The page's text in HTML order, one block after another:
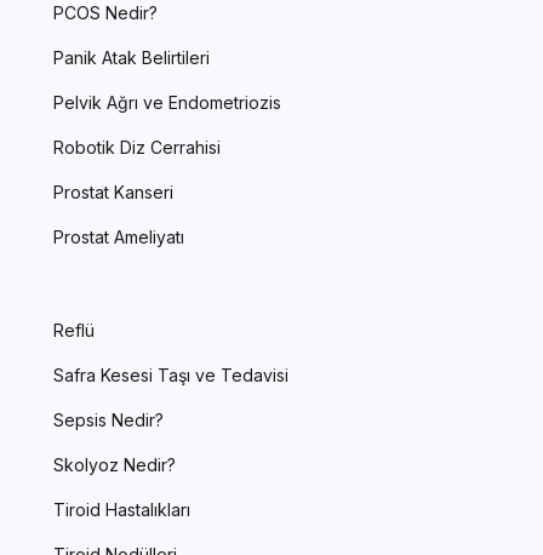
PCOS Nedir?
Panik Atak Belirtileri
Pelvik Ağrı ve Endometriozis
Robotik Diz Cerrahisi
Prostat Kanseri
Prostat Ameliyatı
Reflü
Safra Kesesi Taşı ve Tedavisi
Sepsis Nedir?
Skolyoz Nedir?
Tiroid Hastalıkları